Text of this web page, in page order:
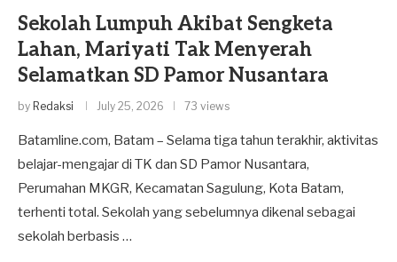
Sekolah Lumpuh Akibat Sengketa
Lahan, Mariyati Tak Menyerah
Selamatkan SD Pamor Nusantara
by Redaksi July 25, 2026 73 views
Batamline.com, Batam – Selama tiga tahun terakhir, aktivitas
belajar-mengajar di TK dan SD Pamor Nusantara,
Perumahan MKGR, Kecamatan Sagulung, Kota Batam,
terhenti total. Sekolah yang sebelumnya dikenal sebagai
sekolah berbasis …